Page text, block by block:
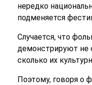
нередко
подменяется
Случается, что
демонстрируют не
сколько их
Поэтому, говоря о